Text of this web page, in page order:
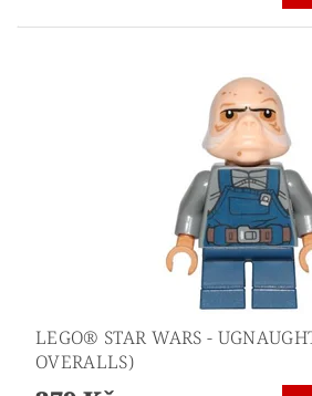
LEGO® STAR WARS -
OVERALLS)